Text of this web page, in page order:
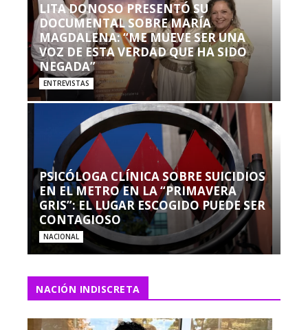
LITA DONOSO PRESENTÓ SU
DOCUMENTAL SOBRE MARÍA
MAGDALENA: “ME MUEVE SER UNA
VOZ DE ESTA VERDAD QUE HA SIDO
NEGADA”
ENTREVISTAS
PSICÓLOGA CLÍNICA SOBRE SUICIDIOS
EN EL METRO EN LA “PRIMAVERA
GRIS”: EL LUGAR ESCOGIDO PUEDE SER
CONTAGIOSO
NACIONAL
NACIÓN INDISCRETA